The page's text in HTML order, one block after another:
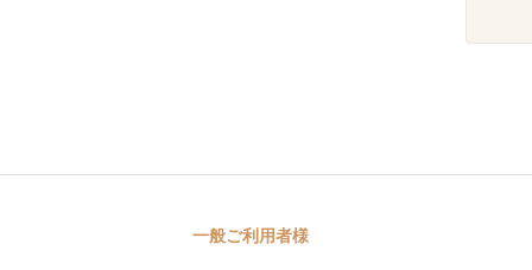
一般ご利用者様